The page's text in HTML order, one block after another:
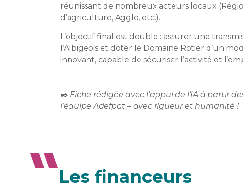
réunissant de nombreux acteurs locaux
d’agriculture, Agglo, etc.).
L’objectif final est double : assurer une
l’Albigeois et doter le Domaine Rotier d’un
innovant, capable de sécuriser l’activité et
✒️ Fiche rédigée avec l’appui de l’IA à partir
l’équipe Adefpat – avec rigueur et humanité !
Les financeurs